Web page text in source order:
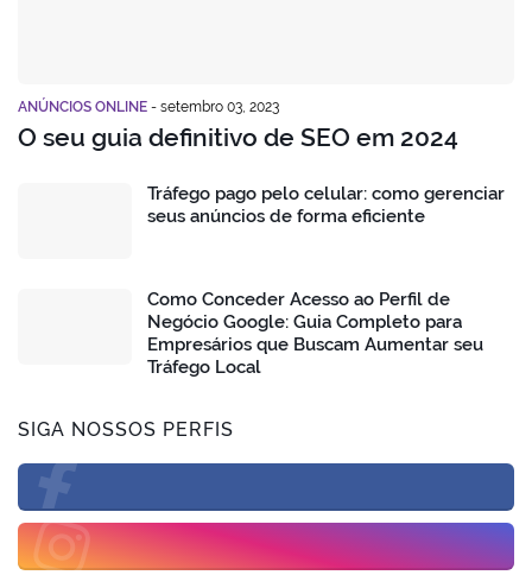
ANÚNCIOS ONLINE - setembro 03, 2023
O seu guia definitivo de SEO em 2024
Tráfego pago pelo celular: como gerenciar
seus anúncios de forma eficiente
Como Conceder Acesso ao Perfil de
Negócio Google: Guia Completo para
Empresários que Buscam Aumentar seu
Tráfego Local
SIGA NOSSOS PERFIS